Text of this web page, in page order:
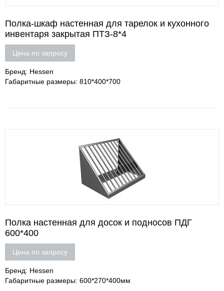
Полка-шкаф настенная для тарелок и кухонного
инвентаря закрытая ПТЗ-8*4
Цена по запросу
Бренд: Hessen
Габаритные размеры: 810*400*700
Полка настенная для досок и подносов ПДГ
600*400
Цена по запросу
Бренд: Hessen
Габаритные размеры: 600*270*400мм